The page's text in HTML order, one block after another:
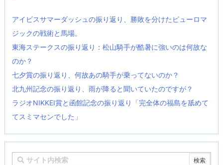
アイビスサマーダッシュの振り返り、勝敗を分けたピューロマ
ジックの戦術と馬場。
東海ステークスの振り返り：松山騎手が酷暑に強いのは何故な
のか？
七夕賞の振り返り、何故あの騎手が乗ってないのか？
北九州記念の振り返り、雨が降ると聞いていたのですが？
ラジオNIKKEI賞と函館記念の振り返り「完全体の福島を舐めて
てスミマセンでした」